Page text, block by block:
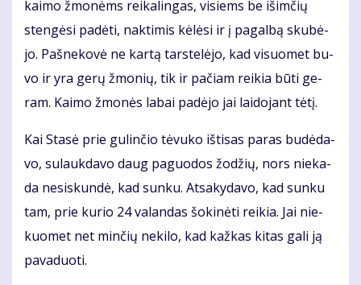
kai­mo žmo­nėms rei­ka­lin­gas, vi­siems be iš­im­čių
sten­gė­si pa­dė­ti, nak­ti­mis kė­lė­si ir į pa­gal­bą sku­bė­
jo. Pa­šne­ko­vė ne kar­tą tars­te­lė­jo, kad vi­suo­met bu­
vo ir yra ge­rų žmo­nių, tik ir pa­čiam rei­kia bū­ti ge­
ram. Kai­mo žmo­nės la­bai pa­dė­jo jai lai­do­jant tė­tį.
Kai Sta­sė prie gu­lin­čio tė­vu­ko iš­ti­sas pa­ras bu­dė­da­
vo, su­lauk­da­vo daug pa­guo­dos žo­džių, nors nie­ka­
da ne­si­skun­dė, kad sun­ku. At­sa­ky­da­vo, kad sun­ku
tam, prie ku­rio 24 va­lan­das šo­ki­nė­ti rei­kia. Jai nie­
kuo­met net min­čių ne­ki­lo, kad kaž­kas ki­tas ga­li ją
pa­va­duo­ti.